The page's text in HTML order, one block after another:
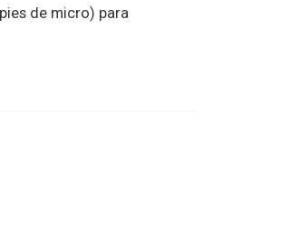
de micro) para